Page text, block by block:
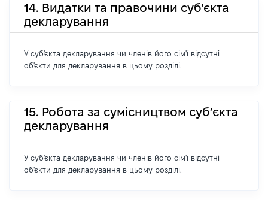
14. Видатки та правочини суб'єкта
декларування
У суб'єкта декларування чи членів його сім'ї відсутні
об'єкти для декларування в цьому розділі.
15. Робота за сумісництвом суб’єкта
декларування
У суб'єкта декларування чи членів його сім'ї відсутні
об'єкти для декларування в цьому розділі.